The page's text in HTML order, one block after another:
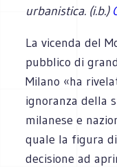
urbanistica. (i.b.)
La vicenda del
pubblico di
Milano «ha
ignoranza della
milanese e
quale la figura
decisione ad